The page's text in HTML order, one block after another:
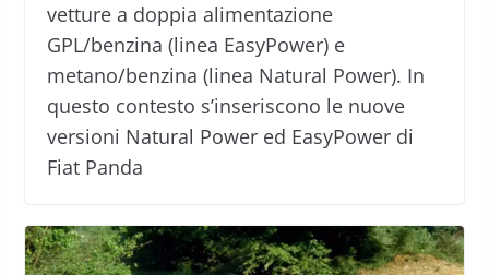
vetture a doppia alimentazione
GPL/benzina (linea EasyPower) e
metano/benzina (linea Natural Power). In
questo contesto s’inseriscono le nuove
versioni Natural Power ed EasyPower di
Fiat Panda